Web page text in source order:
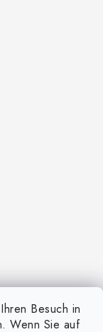
Besuch in
Wenn Sie auf